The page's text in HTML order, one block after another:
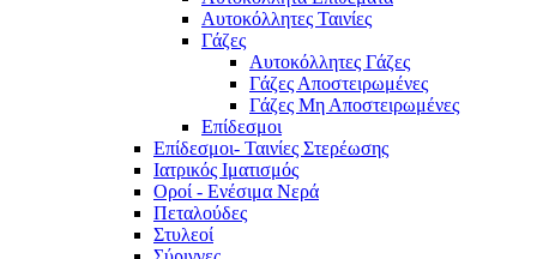
Αυτοκόλλητες Ταινίες
Γάζες
Αυτοκόλλητες Γάζες
Γάζες Αποστειρωμένες
Γάζες Μη Αποστειρωμένες
Επίδεσμοι
Επίδεσμοι- Ταινίες Στερέωσης
Ιατρικός Ιματισμός
Οροί - Ενέσιμα Νερά
Πεταλούδες
Στυλεοί